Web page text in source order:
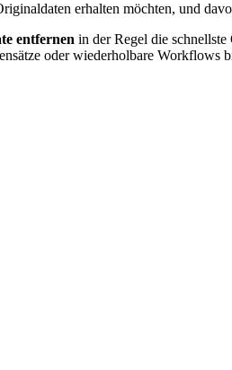
erhalten möchten, und
entfernen in der Regel die
oder wiederholbare Workflows